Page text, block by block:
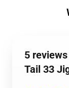
5
Tail 33